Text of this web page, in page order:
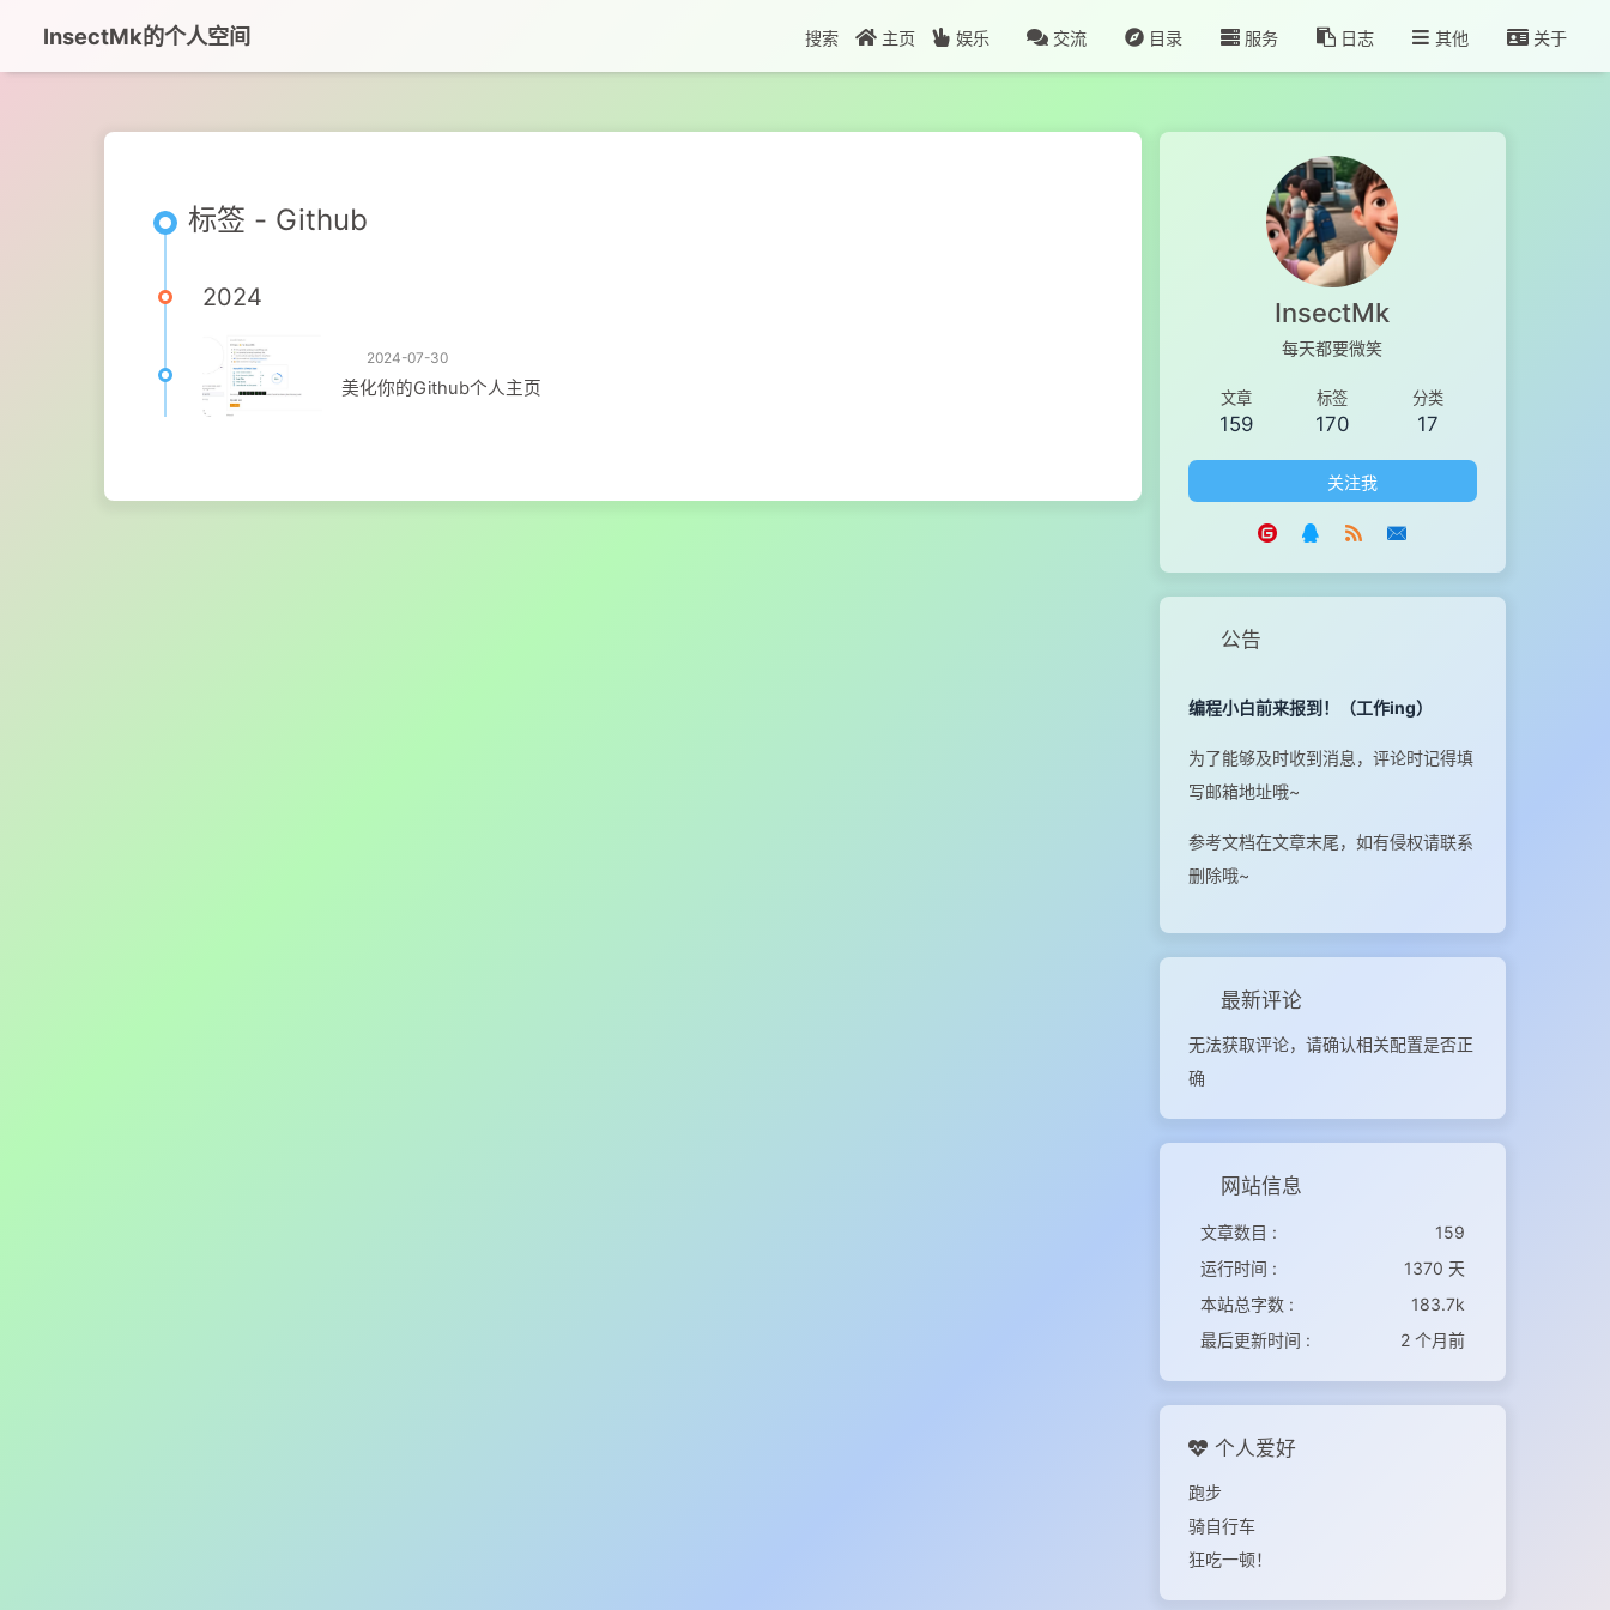
InsectMk的个人空间 搜索 主页 娱乐 交流 目录 服务 日志 其他 关于
标签 - Github
2024
2024-07-30
美化你的Github个人主页
InsectMk
每天都要微笑
文章
159
标签
170
分类
17
关注我
公告
编程小白前来报到！（工作ing）
为了能够及时收到消息，评论时记得填
写邮箱地址哦~
参考文档在文章末尾，如有侵权请联系
删除哦~
最新评论
无法获取评论，请确认相关配置是否正
确
网站信息
文章数目 :
159
运行时间 :
1370 天
本站总字数 :
183.7k
最后更新时间 :
2 个月前
个人爱好
跑步
骑自行车
狂吃一顿！